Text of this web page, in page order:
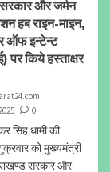
और जर्मन
हब राइन-माइन,
ऑफ इन्टेन्ट
किये हस्ताक्षर
0
सिंह धामी की
को मुख्यमंत्री
सरकार और